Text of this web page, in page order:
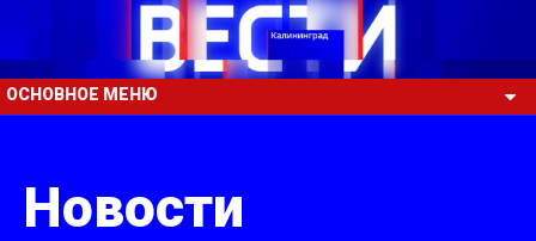
ОСНОВНОЕ МЕНЮ
Новости